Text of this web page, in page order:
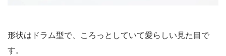
形状はドラム型で、ころっとしていて愛らしい見た目で
す。